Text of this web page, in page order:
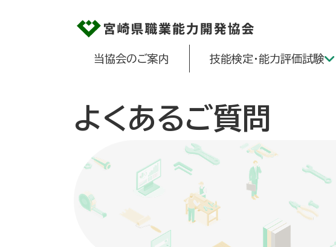
当協会のご案内 技能検定・能力評価試験
よくあるご質問